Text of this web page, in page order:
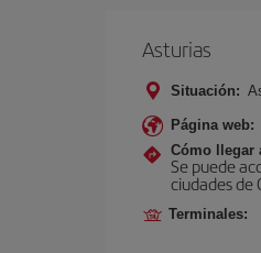
Asturias
Situación:
Página web:
Cómo llegar
Se puede
ciudades de
Terminales: